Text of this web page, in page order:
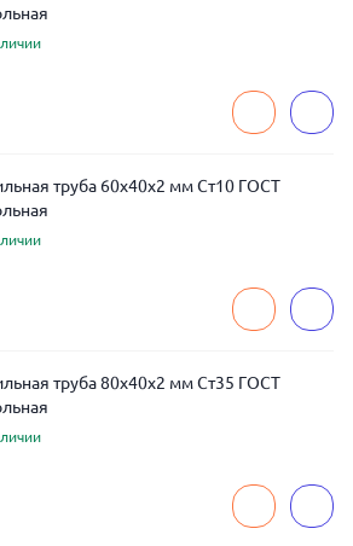
труба 60x40x2 мм Ст10 ГОСТ
труба 80x40x2 мм Ст35 ГОСТ